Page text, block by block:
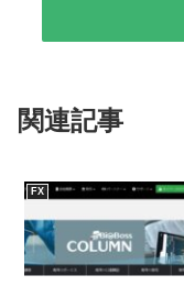
関連記事
FX